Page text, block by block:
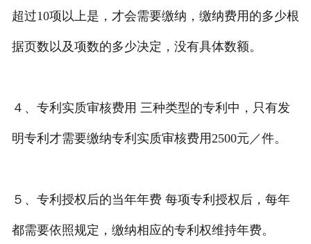
超过10项以上是，才会需要缴纳，缴纳费用的多少根
据页数以及项数的多少决定，没有具体数额。
４、专利实质审核费用 三种类型的专利中，只有发
明专利才需要缴纳专利实质审核费用2500元／件。
５、专利授权后的当年年费 每项专利授权后，每年
都需要依照规定，缴纳相应的专利权维持年费。